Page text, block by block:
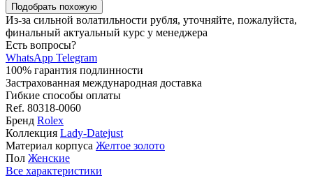
Подобрать похожую
Из-за сильной волатильности рубля, уточняйте, пожалуйста,
финальный актуальный курс у менеджера
Есть вопросы?
WhatsApp Telegram
100% гарантия подлинности
Застрахованная международная доставка
Гибкие способы оплаты
Ref. 80318-0060
Бренд Rolex
Коллекция Lady-Datejust
Материал корпуса Желтое золото
Пол Женские
Все характеристики